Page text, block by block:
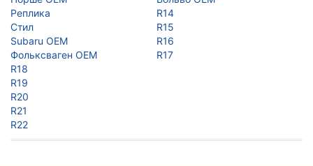
Реплика
Стил
Subaru OEM
Фольксваген ОЕМ
R14
R15
R16
R17
R18
R19
R20
R21
R22